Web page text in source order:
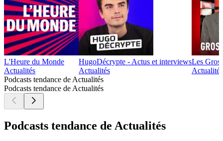
L'Heure du Monde
Actualités
HugoDécrypte - Actus et interviews
Actualités
Les
Actualité
Podcasts tendance de Actualités
Podcasts tendance de Actualités
Podcasts tendance de Actualités